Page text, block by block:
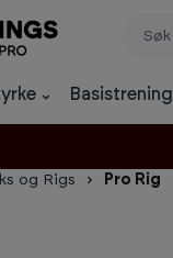
Basistrening
og Rigs Pro Rig